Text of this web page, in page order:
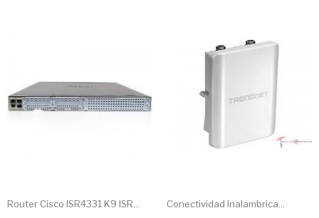
Router Cisco ISR4331 K9 ISR...
Conectividad Inalambrica...